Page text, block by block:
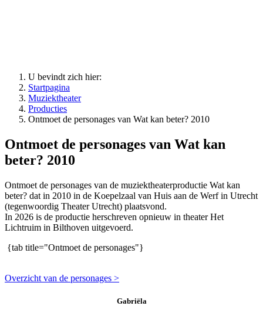
U bevindt zich hier:
Startpagina
Muziektheater
Producties
Ontmoet de personages van Wat kan beter? 2010
Ontmoet de personages van Wat kan
beter? 2010
Ontmoet de personages van de muziektheaterproductie Wat kan
beter? dat in 2010 in de Koepelzaal van Huis aan de Werf in Utrecht
(tegenwoordig Theater Utrecht) plaatsvond.
In 2026 is de productie herschreven opnieuw in theater Het
Lichtruim in Bilthoven uitgevoerd.
{tab title="Ontmoet de personages"}
Overzicht van de personages >
Gabriëla